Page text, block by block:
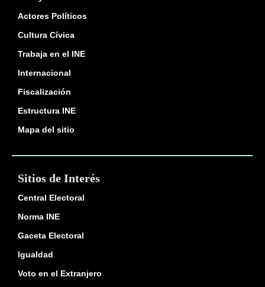
Actores Políticos
Cultura Cívica
Trabaja en el INE
Internacional
Fiscalización
Estructura INE
Mapa del sitio
Sitios de Interés
Central Electoral
Norma INE
Gaceta Electoral
Igualdad
Voto en el Extranjero